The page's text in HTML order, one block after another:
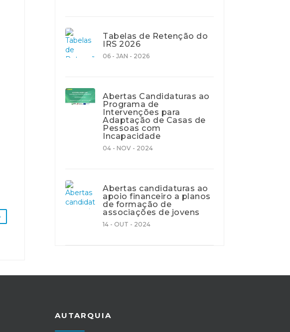
Tabelas de Retenção do
IRS 2026
06 - JAN - 2026
Abertas Candidaturas ao
Programa de
Intervenções para
Adaptação de Casas de
Pessoas com
Incapacidade
04 - NOV - 2024
Abertas candidaturas ao
apoio financeiro a planos
de formação de
associações de jovens
14 - OUT - 2024
AUTARQUIA